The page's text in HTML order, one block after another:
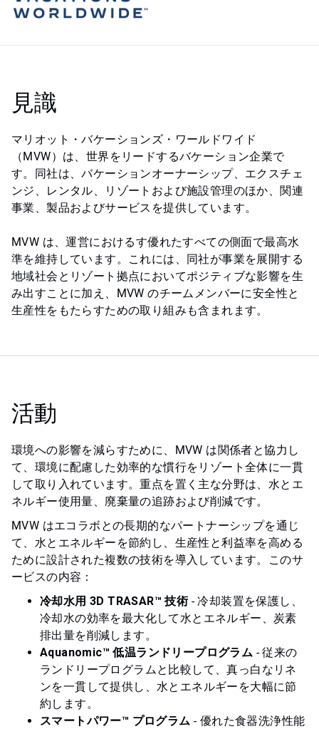
見識
マリオット・バケーションズ・ワールドワイド
（MVW）は、世界をリードするバケーション企業で
す。同社は、バケーションオーナーシップ、エクスチェ
ンジ、レンタル、リゾートおよび施設管理のほか、関連
事業、製品およびサービスを提供しています。
MVW は、運営におけるす優れたすべての側面で最高水
準を維持しています。これには、同社が事業を展開する
地域社会とリゾート拠点においてポジティブな影響を生
み出すことに加え、MVW のチームメンバーに安全性と
生産性をもたらすための取り組みも含まれます。
活動
環境への影響を減らすために、MVW は関係者と協力し
て、環境に配慮した効率的な慣行をリゾート全体に一貫
して取り入れています。重点を置く主な分野は、水とエ
ネルギー使用量、廃棄量の追跡および削減です。
MVW はエコラボとの長期的なパートナーシップを通じ
て、水とエネルギーを節約し、生産性と利益率を高める
ために設計された複数の技術を導入しています。このサ
ービスの内容：
冷却水用 3D TRASAR™ 技術- 冷却装置を保護し、
冷却水の効率を最大化して水とエネルギー、炭素
排出量を削減します。
Aquanomic™ 低温ランドリープログラム - 従来の
ランドリープログラムと比較して、真っ白なリネ
ンを一貫して提供し、水とエネルギーを大幅に節
約します。
スマートパワー™ プログラム - 優れた食器洗浄性能